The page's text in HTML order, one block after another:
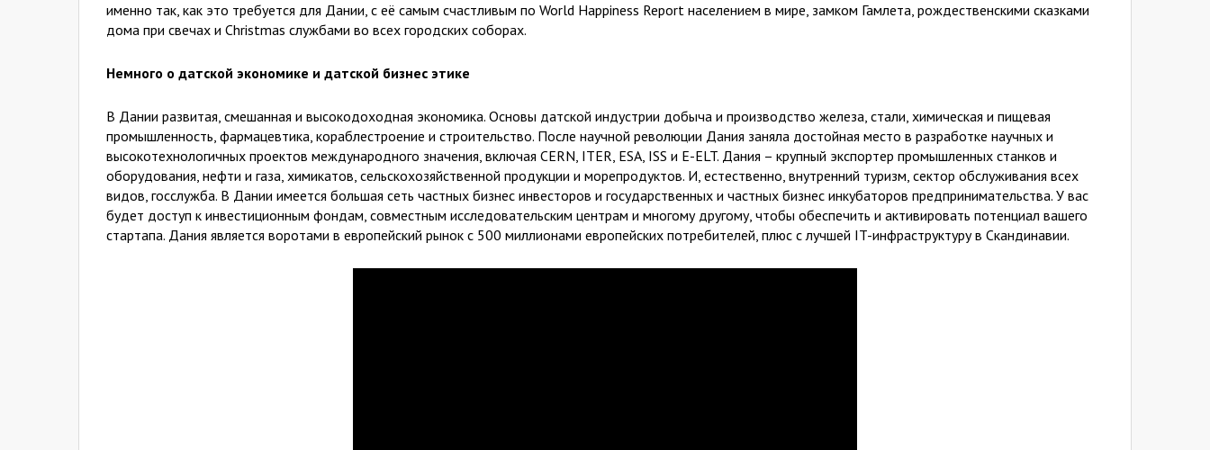
именно так, как это требуется для Дании, с её самым счастливым по World Happiness Report населением в мире, замком Гамлета, рождественскими сказками
дома при свечах и Christmas службами во всех городских соборах.
Немного о датской экономике и датской бизнес этике
В Дании развитая, смешанная и высокодоходная экономика. Основы датской индустрии добыча и производство железа, стали, химическая и пищевая
промышленность, фармацевтика, кораблестроение и строительство. После научной революции Дания заняла достойная место в разработке научных и
высокотехнологичных проектов международного значения, включая CERN, ITER, ESA, ISS и E-ELT. Дания – крупный экспортер промышленных станков и
оборудования, нефти и газа, химикатов, сельскохозяйственной продукции и морепродуктов. И, естественно, внутренний туризм, сектор обслуживания всех
видов, госслужба. В Дании имеется большая сеть частных бизнес инвесторов и государственных и частных бизнес инкубаторов предпринимательства. У вас
будет доступ к инвестиционным фондам, совместным исследовательским центрам и многому другому, чтобы обеспечить и активировать потенциал вашего
стартапа. Дания является воротами в европейский рынок с 500 миллионами европейских потребителей, плюс с лучшей IT-инфраструктуру в Скандинавии.